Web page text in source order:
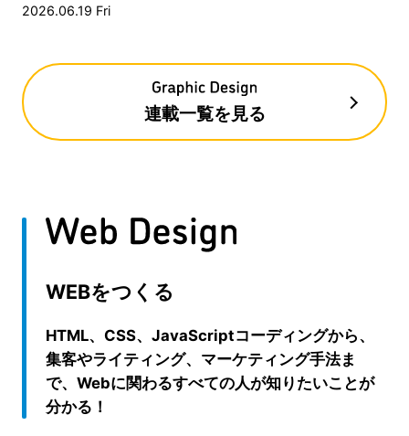
2026.06.19 Fri
連載一覧を見る
WEBをつくる
HTML、CSS、JavaScriptコーディングから、
集客やライティング、マーケティング手法ま
で、Webに関わるすべての人が知りたいことが
分かる！